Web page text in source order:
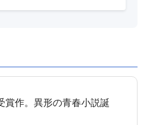
賞作。異形の青春小説誕